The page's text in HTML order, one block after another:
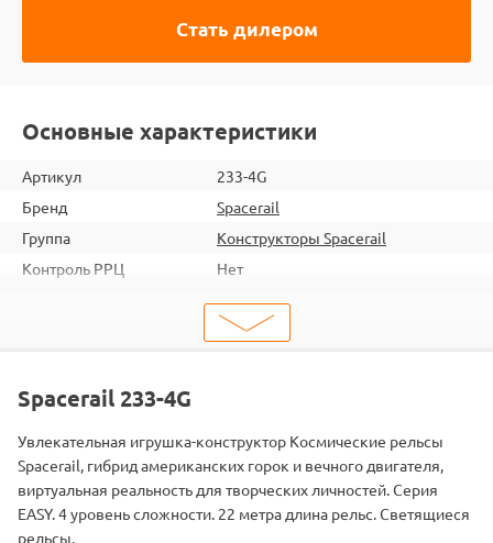
Стать дилером
Основные характеристики
Артикул
233-4G
Бренд
Spacerail
Группа
Конструкторы Spacerail
Контроль РРЦ
Нет
12
19.5
ШтрихКод
Вид
Конструкторы SpaceRail
Серия
Динамические
Spacerail 233-4G
Увлекательная игрушка-конструктор Космические рельсы
Spacerail, гибрид американских горок и вечного двигателя,
виртуальная реальность для творческих личностей. Серия
EASY. 4 уровень сложности. 22 метра длина рельс. Светящиеся
рельсы.